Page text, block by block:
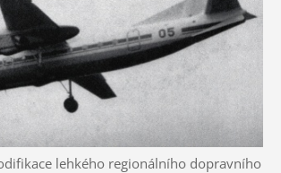
lehkého regionálního dopravního